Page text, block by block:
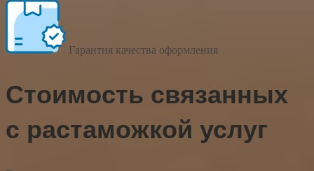
Гарантия качества оформления
Стоимость связанных
с растаможкой услуг